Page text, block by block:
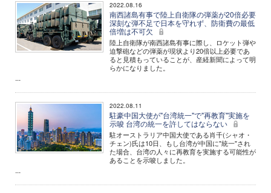
2022.08.16
南西諸島有事で陸上自衛隊の弾薬が20倍必要
深刻な弾不足で日本を守れず、防衛費の最低
倍増は不可欠
陸上自衛隊が南西諸島有事に際し、ロケット弾や
迫撃砲などの弾薬が現状より20倍以上必要であ
ると見積もっていることが、産経新聞によって明
らかになりました。
...
2022.08.11
駐豪中国大使が"台湾統一"で"再教育"実施を
示唆 台湾の統一を許してはならない
駐オーストラリア中国大使である肖千(シャオ・
チェン)氏は10日、もし台湾が中国に"統一"され
た場合、台湾の人々に再教育を実施する可能性が
あることを示唆しました。
...